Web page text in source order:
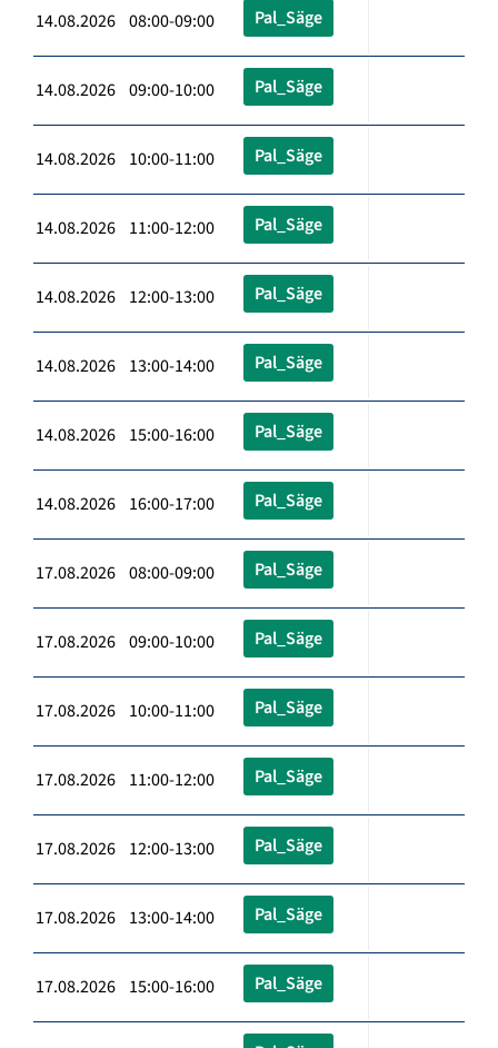
14.08.2026 08:00-09:00 Pal_Säge
14.08.2026 09:00-10:00 Pal_Säge
14.08.2026 10:00-11:00 Pal_Säge
14.08.2026 11:00-12:00 Pal_Säge
14.08.2026 12:00-13:00 Pal_Säge
14.08.2026 13:00-14:00 Pal_Säge
14.08.2026 15:00-16:00 Pal_Säge
14.08.2026 16:00-17:00 Pal_Säge
17.08.2026 08:00-09:00 Pal_Säge
17.08.2026 09:00-10:00 Pal_Säge
17.08.2026 10:00-11:00 Pal_Säge
17.08.2026 11:00-12:00 Pal_Säge
17.08.2026 12:00-13:00 Pal_Säge
17.08.2026 13:00-14:00 Pal_Säge
17.08.2026 15:00-16:00 Pal_Säge